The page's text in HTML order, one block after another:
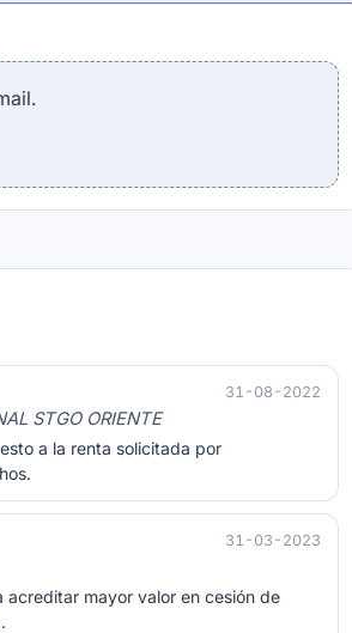
31-08-2022
STGO ORIENTE
a la renta solicitada por
31-03-2023
mayor valor en cesión de